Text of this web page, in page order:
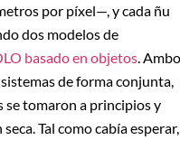
por píxel—, y cada ñu
dos modelos de
basado en objetos.
de forma conjunta,
se tomaron a principios y
Tal como cabía esperar,